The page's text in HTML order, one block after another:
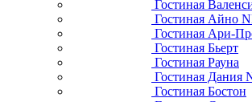
Гостиная
Гостиная Айно
Гостиная Ари-
Гостиная Бьерт
Гостиная Рауна
Гостиная Дания
Гостиная Бостон